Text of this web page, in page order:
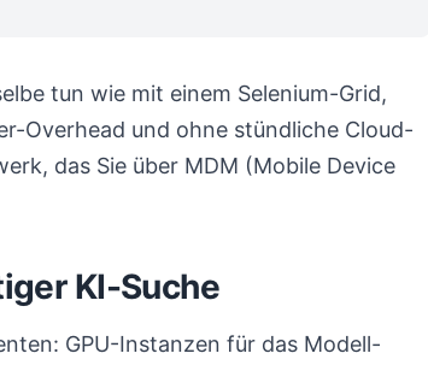
tun wie mit einem Selenium-Grid,
Overhead und ohne stündliche Cloud-
das Sie über MDM (Mobile Device
KI-Suche
GPU-Instanzen für das Modell-